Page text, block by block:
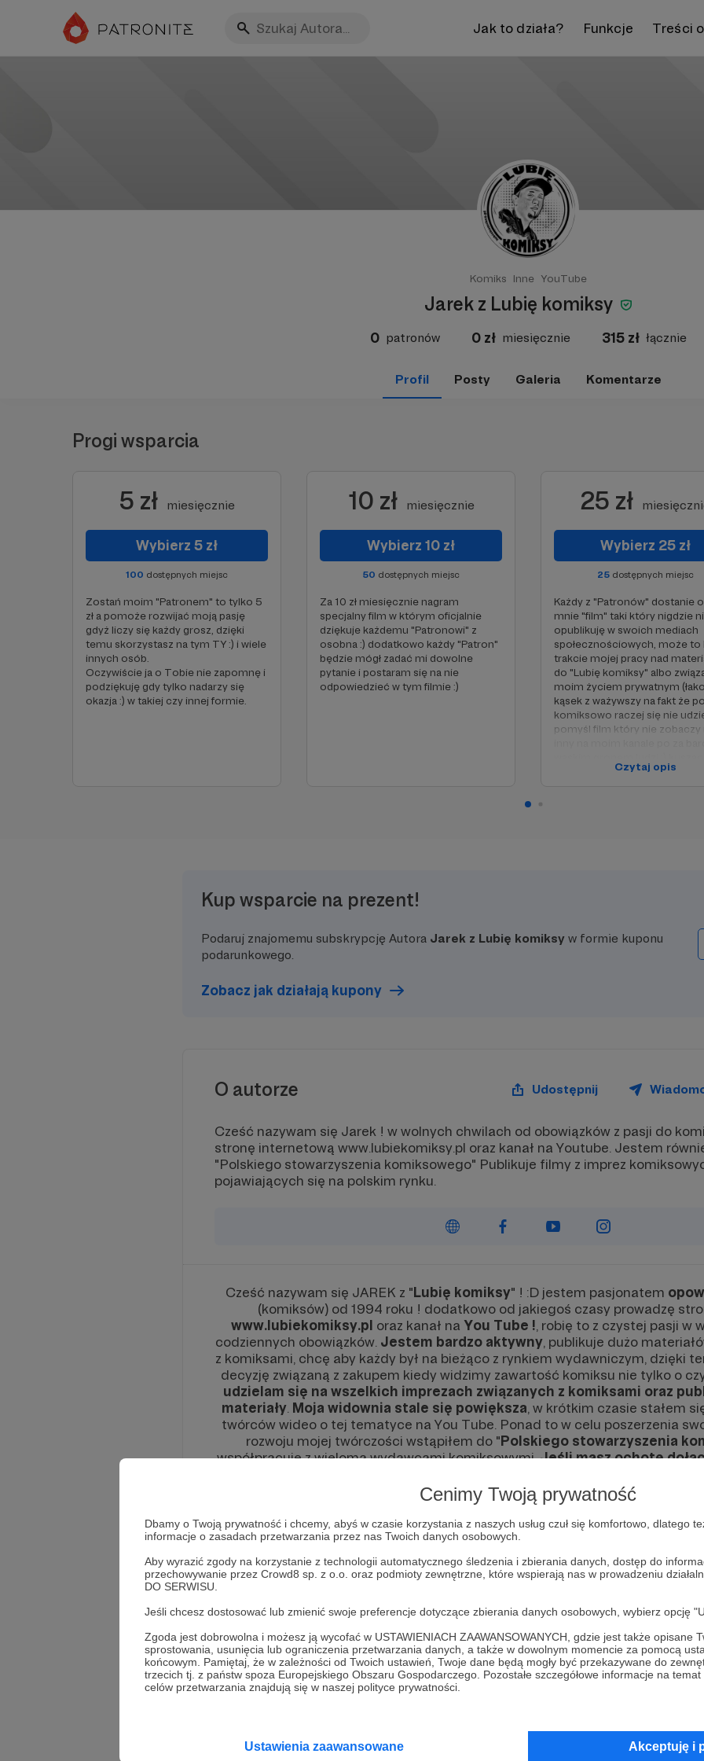
Cenimy Twoją prywatność
Dbamy o Twoją prywatność i chcemy, abyś w czasie korzystania z naszych usług czuł się komfortowo, dlatego
informacje o zasadach przetwarzania przez nas Twoich danych osobowych.
Aby wyrazić zgody na korzystanie z technologii automatycznego śledzenia i zbierania danych, dostęp do
przechowywanie przez Crowd8 sp. z o.o. oraz podmioty zewnętrzne, które wspierają nas w prowadzeniu
DO SERWISU.
Jeśli chcesz dostosować lub zmienić swoje preferencje dotyczące zbierania danych osobowych, wybierz opcję
Zgoda jest dobrowolna i możesz ją wycofać w USTAWIENIACH ZAAWANSOWANYCH, gdzie jest także opisane
sprostowania, usunięcia lub ograniczenia przetwarzania danych, a także w dowolnym momencie za pomocą
końcowym. Pamiętaj, że w zależności od Twoich ustawień, Twoje dane będą mogły być przekazywane do
trzecich tj. z państw spoza Europejskiego Obszaru Gospodarczego. Pozostałe szczegółowe informacje na
celów przetwarzania znajdują się w naszej polityce prywatności.
Ustawienia zaawansowane Akceptuję i
Jak to działa? Funkcje Treści
Komiks Inne YouTube
Jarek z Lubię komiksy
0 patronów 0 zł miesięcznie 315 zł łącznie
Profil Posty Galeria Komentarze
Progi wsparcia
5 zł miesięcznie
Wybierz 5 zł
100 dostępnych miejsc
Zostań moim "Patronem" to tylko 5
zł a pomoże rozwijać moją pasję
gdyż liczy się każdy grosz, dzięki
temu skorzystasz na tym TY :) i wiele
innych osób.
Oczywiście ja o Tobie nie zapomnę i
podziękuję gdy tylko nadarzy się
okazja :) w takiej czy innej formie.
10 zł miesięcznie
Wybierz 10 zł
50 dostępnych miejsc
Za 10 zł miesięcznie nagram
specjalny film w którym oficjalnie
dziękuje każdemu "Patronowi" z
osobna :) dodatkowo każdy "Patron"
będzie mógł zadać mi dowolne
pytanie i postaram się na nie
odpowiedzieć w tym filmie :)
25 zł
Wybierz 25 zł
25dostępnych miejsc
Każdy z "Patronów" dostanie
mnie "film" taki który nigdzie
opublikuję w swoich mediach
społecznościowych, może to
trakcie mojej pracy nad
do "Lubię komiksy" albo
moim życiem prywatnym
kąsek z ważywszy na fakt że
komiksowo raczej się nie
pomyśl film który nie zobaczy
Czytaj opis
Kup wsparcie na prezent!
Podaruj znajomemu subskrypcję Autora Jarek z Lubię komiksy w formie kuponu
podarunkowego.
Zobacz jak działają kupony
O autorze Udostępnij
Cześć nazywam się Jarek ! w wolnych chwilach od obowiązków z pasji do
stronę internetową www.lubiekomiksy.pl oraz kanał na Youtube. Jestem
"Polskiego stowarzyszenia komiksowego" Publikuje filmy z imprez
pojawiających się na polskim rynku.
Cześć nazywam się JAREK z "Lubię komiksy" ! :D jestem pasjonatem
(komiksów) od 1994 roku ! dodatkowo od jakiegoś czasy prowadzę
www.lubiekomiksy.pl oraz kanał na You Tube ! , robię to z czystej pasji w
codziennych obowiązków. Jestem bardzo aktywny , publikuje dużo
z komiksami, chcę aby każdy był na bieżąco z rynkiem wydawniczym, dzięki
decyzję związaną z zakupem kiedy widzimy zawartość komiksu nie tylko o
udzielam się na wszelkich imprezach związanych z komiksami oraz
materiały Moja widownia stale się powiększa , w krótkim czasie stałem
twórców wideo o tej tematyce na You Tube. Ponad to w celu poszerzenia
rozwoju mojej twórczości wstąpiłem do "Polskiego stowarzyszenia
współpracuje z wieloma wydawcami komiksowymi.Jeśli masz ochotę
dla swojej społeczności oraz wszystkich fanów komiksu.
W tym miejscu powinna być zewnętrzna treść
Aby zobaczyć treść musisz zmienić ustawienia
polityki prywatności
Rozwiń opis